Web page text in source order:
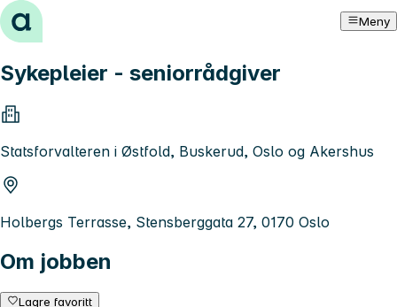
Hopp til innhold Meny
Sykepleier - seniorrådgiver
Statsforvalteren i Østfold, Buskerud, Oslo og Akershus
Holbergs Terrasse, Stensberggata 27, 0170 Oslo
Om jobben
Lagre favoritt